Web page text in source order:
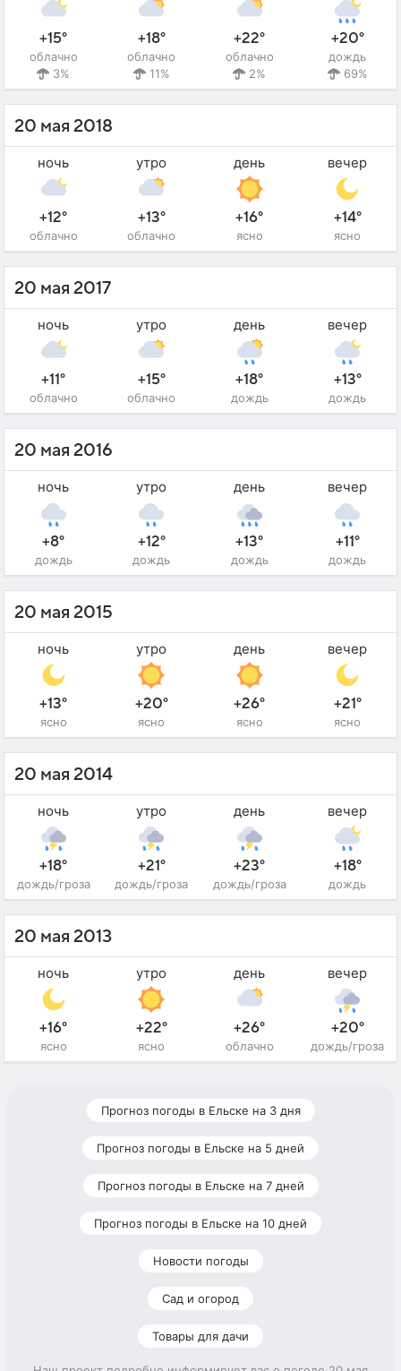
+15°
облачно
3%
+18°
облачно
11%
+22°
облачно
2%
+20°
дождь
69%
20 мая 2018
ночь
+12°
облачно
утро
+13°
облачно
день
+16°
ясно
вечер
+14°
ясно
20 мая 2017
ночь
+11°
облачно
утро
+15°
облачно
день
+18°
дождь
вечер
+13°
дождь
20 мая 2016
ночь
+8°
дождь
утро
+12°
дождь
день
+13°
дождь
вечер
+11°
дождь
20 мая 2015
ночь
+13°
ясно
утро
+20°
ясно
день
+26°
ясно
вечер
+21°
ясно
20 мая 2014
ночь
+18°
дождь/гроза
утро
+21°
дождь/гроза
день
+23°
дождь/гроза
вечер
+18°
дождь
20 мая 2013
ночь
+16°
ясно
утро
+22°
ясно
день
+26°
облачно
вечер
+20°
дождь/гроза
Прогноз погоды в Ельске на 3 дня
Прогноз погоды в Ельске на 5 дней
Прогноз погоды в Ельске на 7 дней
Прогноз погоды в Ельске на 10 дней
Новости погоды
Сад и огород
Товары для дачи